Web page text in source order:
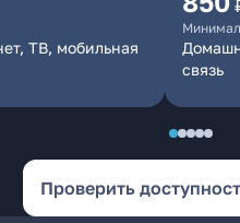
ТВ, мобильная
связь
Проверить